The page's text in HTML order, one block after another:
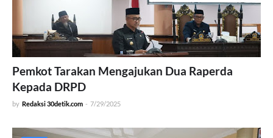
Pemkot Tarakan Mengajukan Dua Raperda
Kepada DRPD
by Redaksi 30detik.com - 7/29/2025